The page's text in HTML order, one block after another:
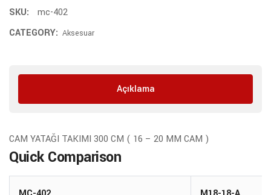
SKU:
mc-402
CATEGORY: Aksesuar
Açıklama
CAM YATAĞI TAKIMI 300 CM ( 16 – 20 MM CAM )
Quick Comparison